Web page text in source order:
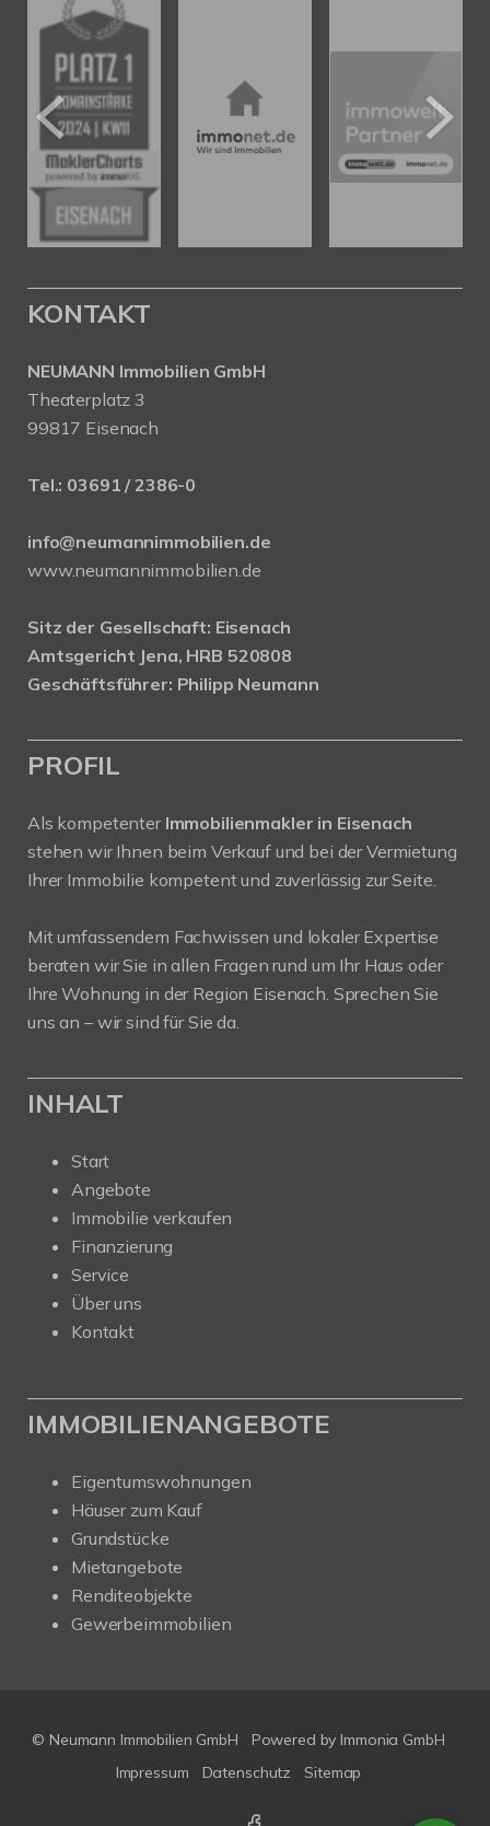
KONTAKT
NEUMANN Immobilien GmbH
Theaterplatz 3
99817 Eisenach
Tel.: 03691 / 2386-0
info@neumannimmobilien.de
www.neumannimmobilien.de
Sitz der Gesellschaft: Eisenach
Amtsgericht Jena, HRB 520808
Geschäftsführer: Philipp Neumann
PROFIL
Als kompetenter Immobilienmakler in Eisenach
stehen wir Ihnen beim Verkauf und bei der Vermietung
Ihrer Immobilie kompetent und zuverlässig zur Seite.
Mit umfassendem Fachwissen und lokaler Expertise
beraten wir Sie in allen Fragen rund um Ihr Haus oder
Ihre Wohnung in der Region Eisenach. Sprechen Sie
uns an – wir sind für Sie da.
INHALT
Start
Angebote
Immobilie verkaufen
Finanzierung
Service
Über uns
Kontakt
IMMOBILIENANGEBOTE
Eigentumswohnungen
Häuser zum Kauf
Grundstücke
Mietangebote
Renditeobjekte
Gewerbeimmobilien
© Neumann Immobilien GmbH Powered by Immonia GmbH
Impressum
Datenschutz Sitemap